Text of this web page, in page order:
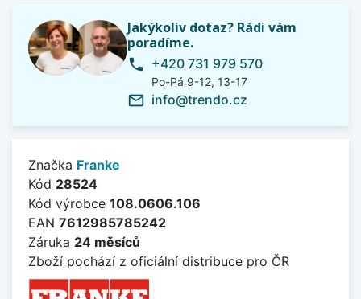
Jakýkoliv dotaz? Rádi vám
poradíme.
phone +420 731 979 570
Po-Pá 9-12, 13-17
mail_outline info@trendo.cz
Značka Franke
Kód 28524
Kód výrobce 108.0606.106
EAN 7612985785242
Záruka 24 měsíců
Zboží pochází z oficiální distribuce pro ČR